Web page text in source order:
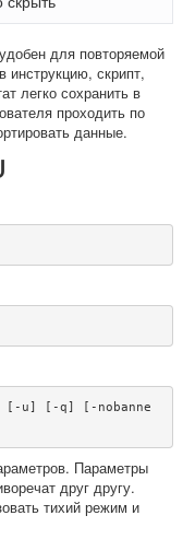
для повторяемой
инструкцию, скрипт,
легко сохранить в
проходить по
данные.
[-q] [-nobanne
Параметры
друг другу.
тихий режим и